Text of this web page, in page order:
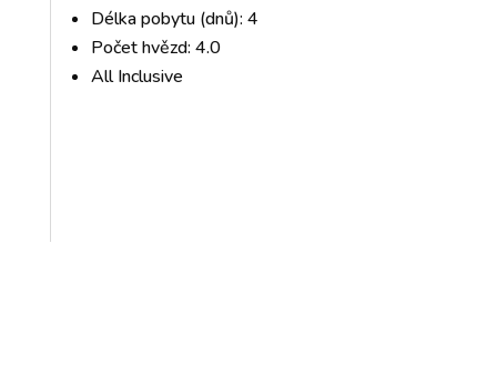
Délka pobytu (dnů): 4
Počet hvězd: 4.0
All Inclusive